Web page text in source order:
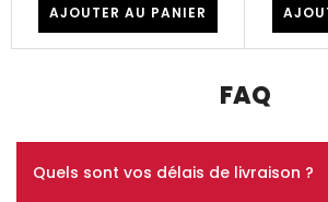
AJOUTER AU PANIER
FAQ
Quels sont vos délais de livraison ?